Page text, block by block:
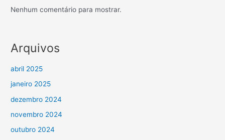
Nenhum comentário para mostrar.
Arquivos
abril 2025
janeiro 2025
dezembro 2024
novembro 2024
outubro 2024